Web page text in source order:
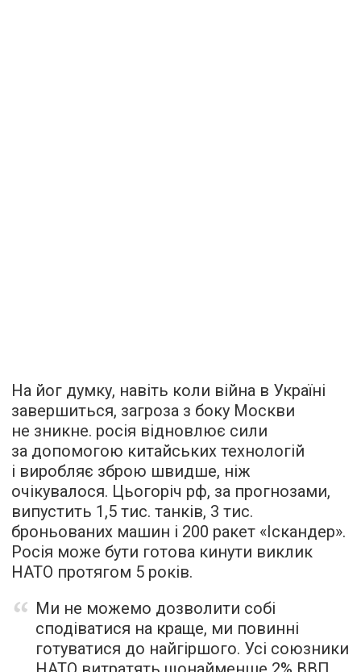
На йог думку, навіть коли війна в Україні
завершиться, загроза з боку Москви
не зникне. росія відновлює сили
за допомогою китайських технологій
і виробляє зброю швидше, ніж
очікувалося. Цьогоріч рф, за прогнозами,
випустить 1,5 тис. танків, 3 тис.
броньованих машин і 200 ракет «Іскандер».
Росія може бути готова кинути виклик
НАТО протягом 5 років.
Ми не можемо дозволити собі
сподіватися на краще, ми повинні
готуватися до найгіршого. Усі союзники